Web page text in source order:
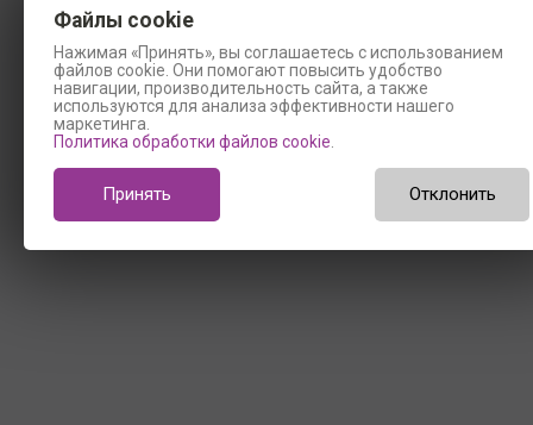
Файлы cookie
Нажимая «Принять», вы соглашаетесь с использованием
файлов cookie. Они помогают повысить удобство
навигации, производительность сайта, а также
используются для анализа эффективности нашего
маркетинга.
Политика обработки файлов cookie
Принять Отклонить